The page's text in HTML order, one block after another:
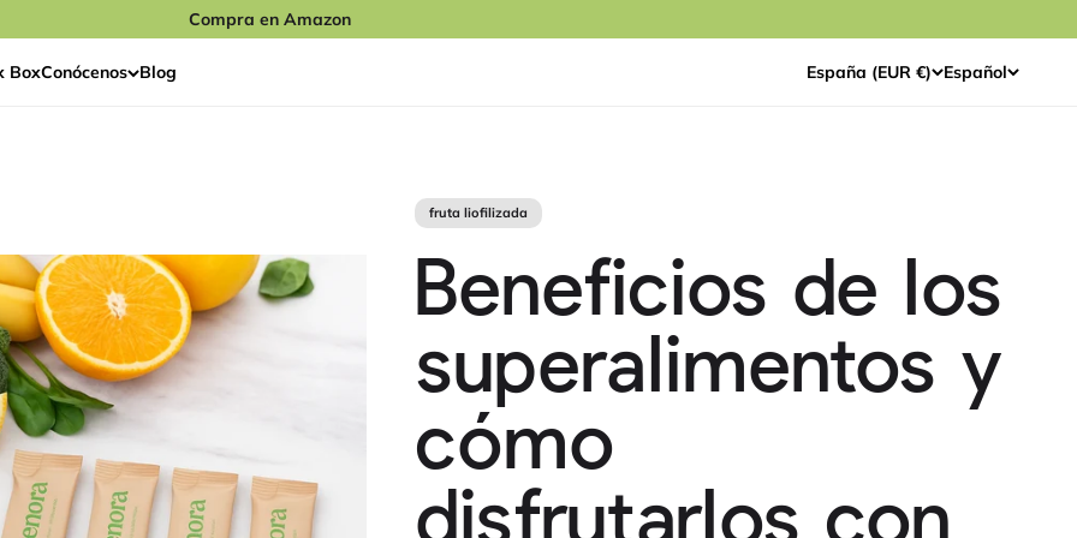
Compra en Amazon
BoxConócenos Blog España (EUR €) Español
fruta liofilizada
Beneficios de los
superalimentos y
cómo